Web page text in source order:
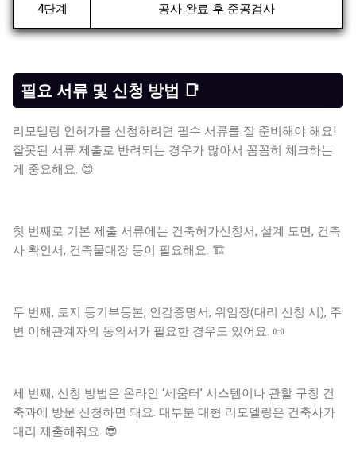
4단계 공사 완료 후 준공검사
필요 서류 및 신청 방법 📑
리모델링 인허가를 신청하려면 필수 서류를 잘 준비해야 해요!
잘못된 서류 제출로 반려되는 경우가 많아서 꼼꼼히 체크하는
게 중요해요. 😊
첫 번째로 기본 제출 서류에는 건축허가신청서, 설계 도면, 건축
사 확인서, 건축물대장 등이 필요해요. 🏗️
두 번째, 토지 등기부등본, 인감증명서, 위임장(대리 신청 시), 주
변 이해관계자의 동의서가 필요한 경우도 있어요. 📜
세 번째, 신청 방법은 온라인 ‘세움터’ 시스템이나 관할 구청 건
축과에 방문 신청하면 돼요. 대부분 대형 리모델링은 건축사가
대리 제출해줘요. 😎